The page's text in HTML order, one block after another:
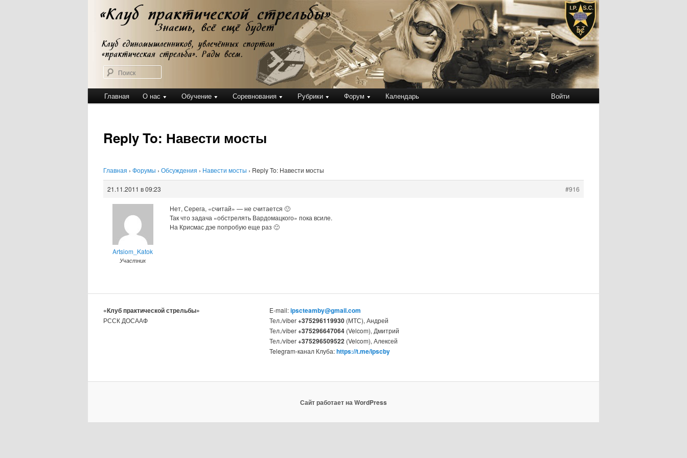
Клуб практической стрельбы
Клуб практической стрельбы
Главное
меню
Главная О нас Обучение Соревнования Рубрики Форум Календарь Войти
Reply To: Навести мосты
Главная › Форумы › Обсуждения › Навести мосты › Reply To: Навести мосты
21.11.2011 в 09:23 #916
Artsiom_Katok
Участник
Нет, Серега, «считай» — не считается 🙂
Так что задача «обстрелять Вардомацкого» пока всиле.
На Крисмас дэе попробую еще раз 🙂
«Клуб практической стрельбы»
РССК ДОСААФ
E-mail:ipscteamby@gmail.com
Тел./viber+375296119930(МТС), Андрей
Тел./viber+375296647064(Velcom), Дмитрий
Тел./viber+375296509522 (Velcom), Алексей
Telegram-канал Клуба:https://t.me/ipscby
Сайт работает на WordPress